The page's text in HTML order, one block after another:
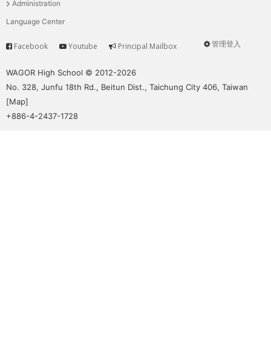
Administration
Language Center
User
管理登入
Service
Facebook Youtube Principal Mailbox
WAGOR High School © 2012-2026
No. 328, Junfu 18th Rd., Beitun Dist., Taichung City 406, Taiwan
[Map]
+886-4-2437-1728